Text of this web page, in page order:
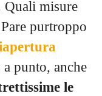
Quali misure
purtroppo
punto, anche
le